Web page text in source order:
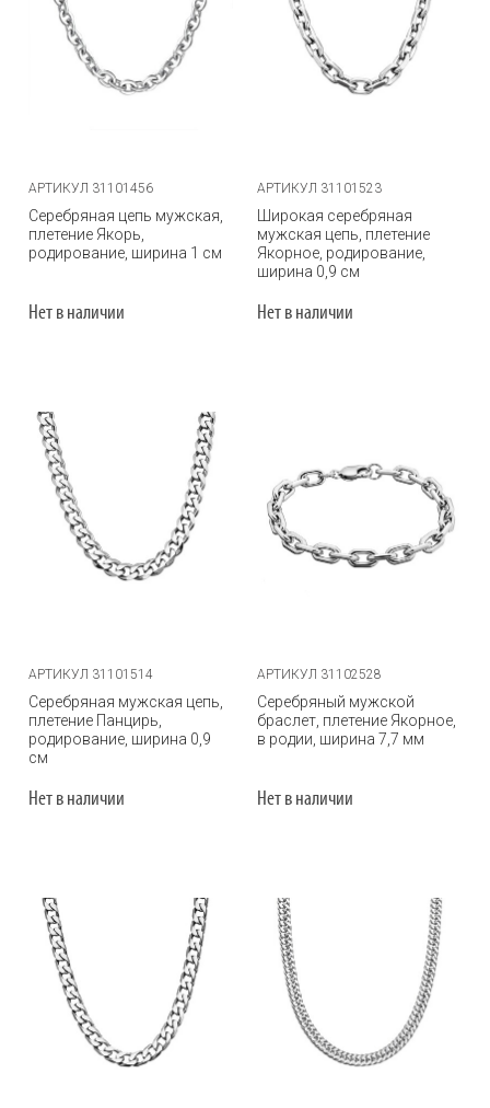
АРТИКУЛ 31101456
Серебряная цепь мужская,
плетение Якорь,
родирование, ширина 1 см
Нет в наличии
АРТИКУЛ 31101523
Широкая серебряная
мужская цепь, плетение
Якорное, родирование,
ширина 0,9 см
Нет в наличии
АРТИКУЛ 31101514
Серебряная мужская цепь,
плетение Панцирь,
родирование, ширина 0,9
см
Нет в наличии
АРТИКУЛ 31102528
Серебряный мужской
браслет, плетение Якорное,
в родии, ширина 7,7 мм
Нет в наличии